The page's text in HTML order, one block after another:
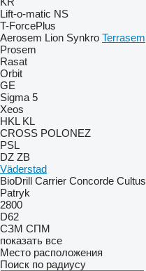
Lift-o-matic NS
T-ForcePlus
Aerosem Lion Synkro Terrasem
Prosem
Rasat
Orbit
GE
Sigma 5
Xeos
HKL KL
CROSS POLONEZ
PSL
DZ ZB
Väderstad
BioDrill Carrier Concorde Cultus
Patryk
2800
D62
СЗМ СПМ
показать все
Место расположения
Поиск по радиусу